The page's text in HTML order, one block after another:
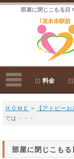
部屋に閉じこもる日
料金
ＨＯＭＥ > 【アトピー
では・・・
部屋に閉じこも